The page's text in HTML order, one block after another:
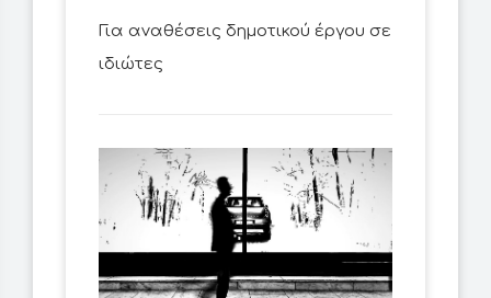
Για αναθέσεις δημοτικού έργου σε
ιδιώτες